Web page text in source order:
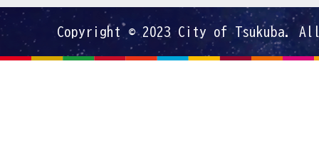
Copyright © 2023 City of Tsukuba.